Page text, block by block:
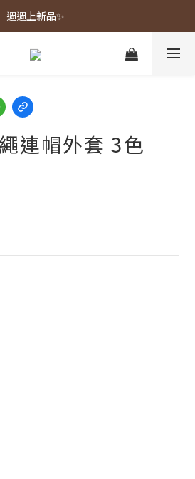
春夏新品上市🌿
週週上新品✨
春夏新品上市🌿
連帽外套 3色